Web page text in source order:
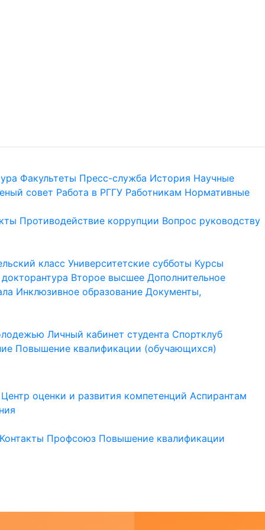
Факультеты Пресс-служба История Научные
совет Работа в РГГУ Работникам Нормативные
Противодействие коррупции Вопрос руководству
класс Университетские субботы Курсы
Второе высшее Дополнительное
Инклюзивное образование Документы,
Личный кабинет студента Спортклуб
Повышение квалификации (обучающихся)
Центр оценки и развития компетенций Аспирантам
Контакты Профсоюз Повышение квалификации